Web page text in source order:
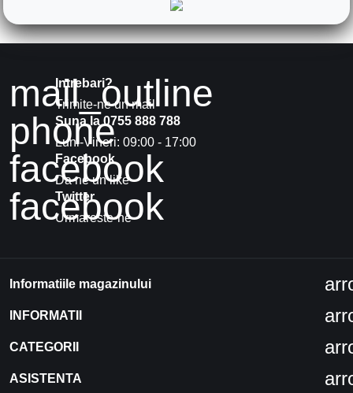
mail_outline
Intrebari?
Trimite-ne un mail
phone
Suna la 0755 888 788
Luni-Vineri: 09:00 - 17:00
facebook
Facebook
Da ne un like
facebook
Twitter
Urmareste-ne
Informatiile magazinului
INFORMATII
CATEGORII
ASISTENTA